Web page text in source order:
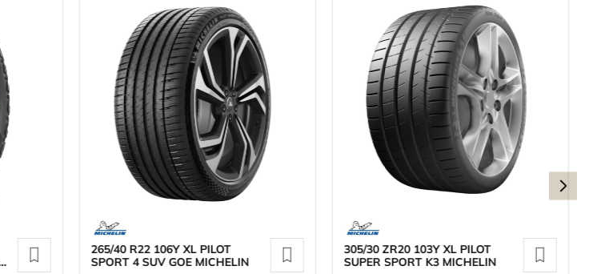
265/40 R22 106Y XL PILOT
SPORT 4 SUV GOE MICHELIN
305/30 ZR20 103Y XL PILOT
SUPER SPORT K3 MICHELIN